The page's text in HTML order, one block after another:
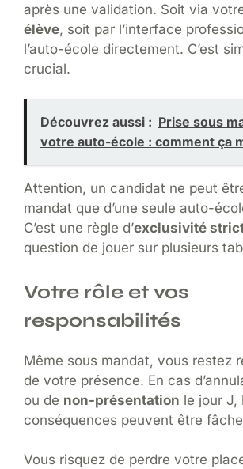
après une validation. Soit via
élève, soit par l’interface
l’auto-école directement. C’est
crucial.
Découvrez aussi : Prise sous
votre auto-école : comment ça
Attention, un candidat ne peut
mandat que d’une seule auto-
C’est une règle d’exclusivité
question de jouer sur plusieurs
Votre rôle et vos
responsabilités
Même sous mandat, vous restez
de votre présence. En cas
ou de non-présentation le jour J,
conséquences peuvent être
Vous risquez de perdre votre